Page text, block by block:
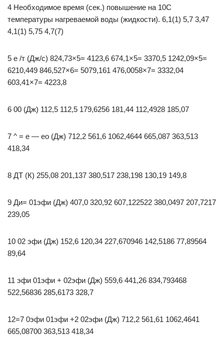
4 Необходимое время (сек.) повышение на 10С
температуры нагреваемой воды (жидкости). 6,1(1) 5,7 3,47
4,1(1) 5,75 4,7(7)
5 е /т (Дж/с) 824,73×5= 4123,6 674,1×5= 3370,5 1242,09×5=
6210,449 846,527×6= 5079,161 476,0058×7= 3332,04
603,41×7= 4223,8
6 00 (Дж) 112,5 112,5 179,6256 181,44 112,4928 185,07
7 ^ = е — ео (Дж) 712,2 561,6 1062,4644 665,087 363,513
418,34
8 ДТ (К) 255,08 201,137 380,517 238,198 130,19 149,8
9 Ди= 01эфи (Дж) 407,0 320,92 607,122522 380,0497 207,7217
239,05
10 02 эфи (Дж) 152,6 120,34 227,670946 142,5186 77,89564
89,64
11 эфи 01эфи + 02эфи (Дж) 559,6 441,26 834,793468
522,56836 285,6173 328,7
12=7 0эфи 01эфи +2 02эфи (Дж) 712,2 561,61 1062,4641
665,08700 363,513 418,34